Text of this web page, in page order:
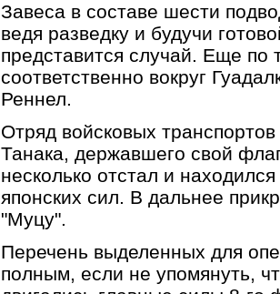
Завеса в составе шести
ведя разведку и будучи
представится случай. Еще по
соответственно вокруг
Реннел.
Отряд войсковых
Танака, державшего свой
несколько отстал и
японских сил. В дальнее
"Муцу".
Перечень выделенных для
полным, если не упомянуть,